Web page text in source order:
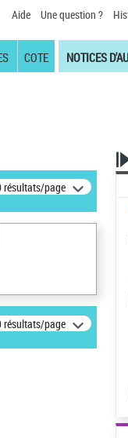
Aide Une question ?
COTE NOTICES
résultats/page
résultats/page